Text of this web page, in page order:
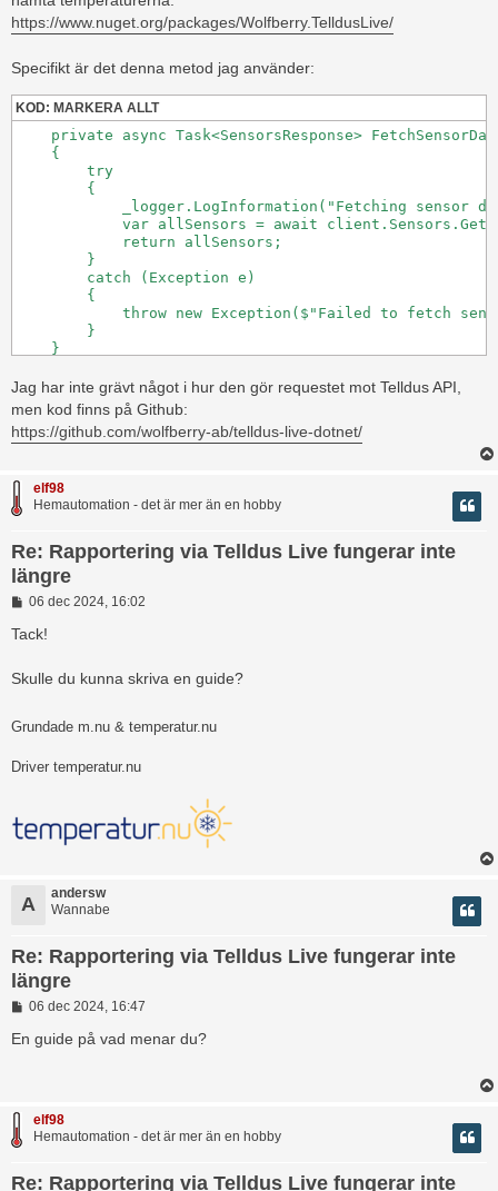
https://www.nuget.org/packages/Wolfberry.TelldusLive/
Specifikt är det denna metod jag använder:
KOD: MARKERA ALLT
private async Task<SensorsResponse>
    {
        try
        {
_logger.LogInformation("Fetching sensor
var allSensors = await
            return allSensors;
        }
        catch (Exception e)
        {
throw new Exception($"Failed to fetch
        }
    }
Jag har inte grävt något i hur den gör requestet mot Telldus API,
men kod finns på Github:
https://github.com/wolfberry-ab/telldus-live-dotnet/
elf98
Hemautomation - det är mer än en hobby
Re: Rapportering via Telldus Live fungerar inte
längre
l
g
06 dec 2024, 16:02
Tack!
Skulle du kunna skriva en guide?
Grundade m.nu & temperatur.nu
Driver temperatur.nu
A
andersw
Wannabe
Re: Rapportering via Telldus Live fungerar inte
längre
l
06 dec 2024, 16:47
En guide på vad menar du?
elf98
Hemautomation - det är mer än en hobby
Re: Rapportering via Telldus Live fungerar inte